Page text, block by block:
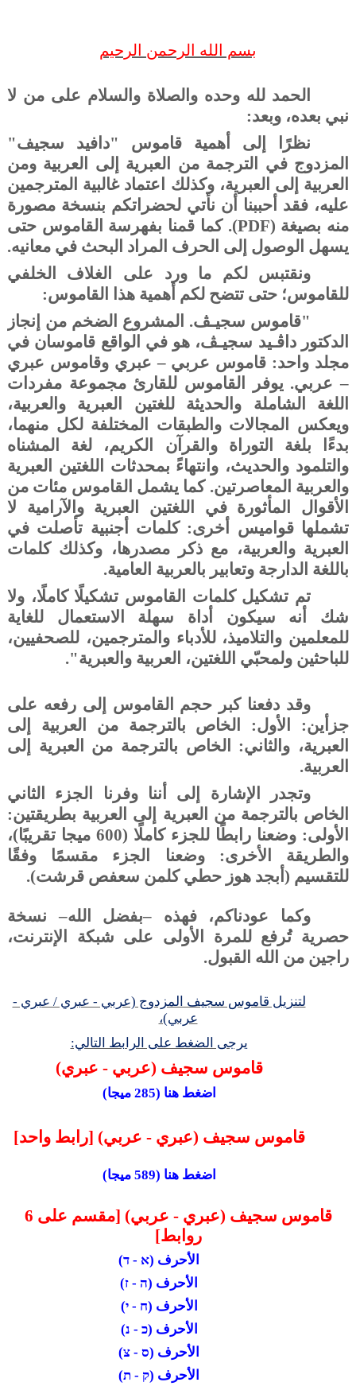
بسم الله الرحمن الرحيم
الحمد لله وحده والصلاة والسلام على من لا
نبي بعده، وبعد:
نظرًا إلى أهمية قاموس "دافيد سجيف"
المزدوج في الترجمة من العبرية إلى العربية ومن
العربية إلى العبرية، وكذلك اعتماد غالبية المترجمين
عليه، فقد أحببنا أن نأتي لحضراتكم بنسخة مصورة
منه بصيغة (PDF). كما قمنا بفهرسة القاموس حتى
يسهل الوصول إلى الحرف المراد البحث في معانيه.
ونقتبس لكم ما ورد على الغلاف الخلفي
للقاموس؛ حتى تتضح لكم أهمية هذا القاموس:
"قاموس سجيـﭫ. المشروع الضخم من إنجاز
الدكتور داﭬـيد سجيـﭫ، هو في الواقع قاموسان في
مجلد واحد: قاموس عربي – عبري وقاموس عبري
– عربي. يوفر القاموس للقارئ مجموعة مفردات
اللغة الشاملة والحديثة للغتين العبرية والعربية،
ويعكس المجالات والطبقات المختلفة لكل منهما،
بدءًا بلغة التوراة والقرآن الكريم، لغة المشناه
والتلمود والحديث، وانتهاءً بمحدثات اللغتين العبرية
والعربية المعاصرتين. كما يشمل القاموس مئات من
الأقوال المأثورة في اللغتين العبرية والآرامية لا
تشملها قواميس أخرى: كلمات أجنبية تأصلت في
العبرية والعربية، مع ذكر مصدرها، وكذلك كلمات
باللغة الدارجة وتعابير بالعربية العامية.
تم تشكيل كلمات القاموس تشكيلًا كاملًا، ولا
شك أنه سيكون أداة سهلة الاستعمال للغاية
للمعلمين والتلاميذ، للأدباء والمترجمين، للصحفيين،
للباحثين ولمحبّي اللغتين، العربية والعبرية".
وقد دفعنا كبر حجم القاموس إلى رفعه على
جزأين: الأول: الخاص بالترجمة من العربية إلى
العبرية، والثاني: الخاص بالترجمة من العبرية إلى
العربية.
وتجدر الإشارة إلى أننا وفرنا الجزء الثاني
الخاص بالترجمة من العبرية إلى العربية بطريقتين:
الأولى: وضعنا رابطًا للجزء كاملًا (600 ميجا تقريبًا)،
والطريقة الأخرى: وضعنا الجزء مقسمًا وفقًا
للتقسيم (أبجد هوز حطي كلمن سعفص قرشت).
وكما عودناكم، فهذه –بفضل الله– نسخة
حصرية تُرفع للمرة الأولى على شبكة الإنترنت،
راجين من الله القبول.
لتنزيل قاموس سجيف المزدوج (عربي - عبري / عبري -
عربي)،
يرجى الضغط على الرابط التالي:
قاموس سجيف (عربي - عبري)
اضغط هنا (285 ميجا)
قاموس سجيف (عبري - عربي) [رابط واحد]
اضغط هنا (589 ميجا)
قاموس سجيف (عبري - عربي)
[مقسم على 6
روابط]
الأحرف (א - ד)
الأحرف (ה - ז)
الأحرف (ח - י)
الأحرف (כ - נ)
الأحرف (ס - צ)
الأحرف (ק - ת)